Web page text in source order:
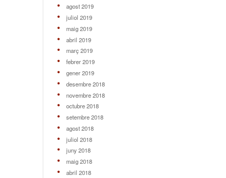
agost 2019
juliol 2019
maig 2019
abril 2019
març 2019
febrer 2019
gener 2019
desembre 2018
novembre 2018
octubre 2018
setembre 2018
agost 2018
juliol 2018
juny 2018
maig 2018
abril 2018